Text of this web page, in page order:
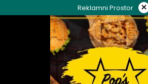
to
Reklamni Prostor ×